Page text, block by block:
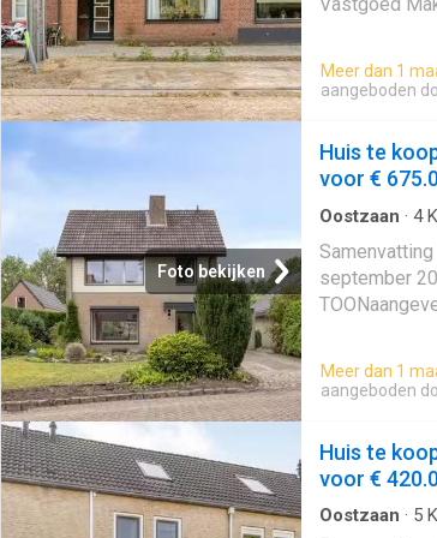
kamers,
gebouwd In
West in
Douche,
Meer dan 1
aangeboden
Foto bekijken
Huis te
voor €
Oostzaan · 4
september
beschikt
woning is
Toilet.
Meer dan 1
aangeboden
Huis te
voor €
Oostzaan · 5